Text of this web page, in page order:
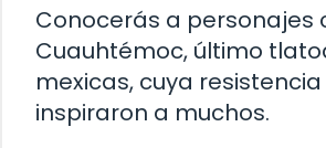
Conocerás a personajes
Cuauhtémoc, último
mexicas, cuya
inspiraron a muchos.